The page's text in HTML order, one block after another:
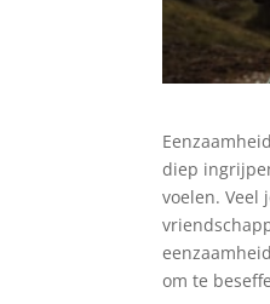
diep
voelen. Veel
om te